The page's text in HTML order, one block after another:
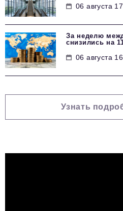
06 августа
За неделю
снизились на
06 августа
Узнать